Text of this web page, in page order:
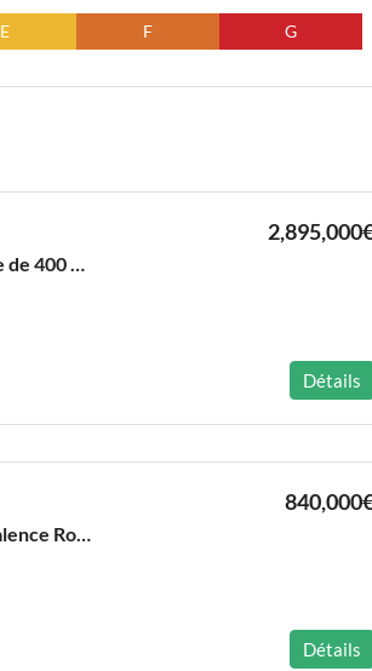
E F G
Bordeaux – Caudéran | Villa d’architecte de 400 m², une oasis contemporaine au cœur de la ville
Détails
Détails